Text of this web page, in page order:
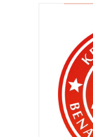
Car
5!